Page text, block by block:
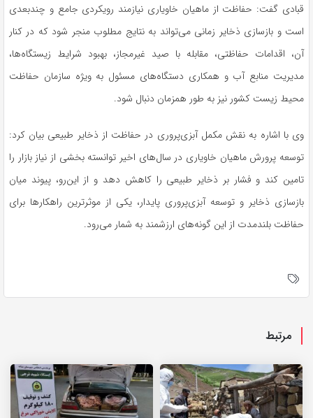
قبادی گفت: حفاظت از ماهیان خاویاری نیازمند رویکردی جامع و چندبعدی
است و بازسازی ذخایر زمانی می‌تواند به نتایج مطلوب منجر شود که در کنار
آن، اقدامات حفاظتی، مقابله با صید غیرمجاز، بهبود شرایط زیستگاه‌ها،
مدیریت منابع آب و همکاری دستگاه‌های مسئول به ویژه سازمان حفاظت
محیط زیست کشور نیز به ‌طور همزمان دنبال شود.
وی با اشاره به نقش مکمل آبزی‌پروری در حفاظت از ذخایر طبیعی بیان کرد:
توسعه پرورش ماهیان خاویاری در سال‌های اخیر توانسته بخشی از نیاز بازار را
تامین کند و فشار بر ذخایر طبیعی را کاهش دهد و از این‌رو، پیوند میان
بازسازی ذخایر و توسعه آبزی‌پروری پایدار، یکی از موثرترین راهکارها برای
حفاظت بلندمدت از این گونه‌های ارزشمند به شمار می‌رود.
مرتبط